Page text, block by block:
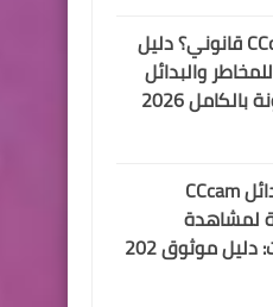
هل CCcam قانوني؟ دليل
والبدائل
2026
أفضل بدائل CCcam
لمشاهدة
دليل موثوق 202